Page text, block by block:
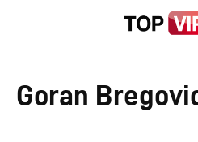
Goran